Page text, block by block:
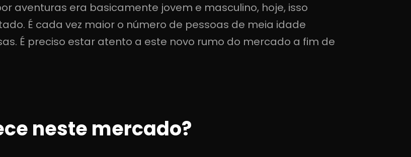
aventuras era basicamente jovem e masculino, hoje, isso
É cada vez maior o número de pessoas de meia idade
É preciso estar atento a este novo rumo do mercado a fim de
neste mercado?